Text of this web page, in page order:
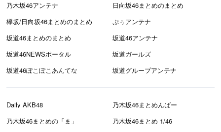
乃木坂46アンテナ
日向坂46まとめのまとめ
欅坂/日向坂46まとめのまとめ
ぷぅアンテナ
坂道46まとめのまとめ
坂道46アンテナ
坂道46NEWSポータル
坂道ガールズ
坂道46ぽこぽこあんてな
坂道グループアンテナ
Daily AKB48
乃木坂46まとめんばー
乃木坂46まとめの「ま」
乃木坂46まとめ 1/46